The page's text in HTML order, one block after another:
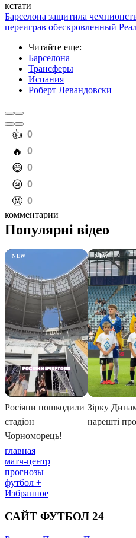
кстати
Барселона защитила
переиграв обескровленный
Читайте еще:
Барселона
Трансферы
Испания
Роберт Левандовски
️👍 0
️🔥 0
️😄 0
️😢 0
️🤬 0
комментарии
главная
матч-центр
прогнозы
футбол +
Избранное
САЙТ ФУТБОЛ 24